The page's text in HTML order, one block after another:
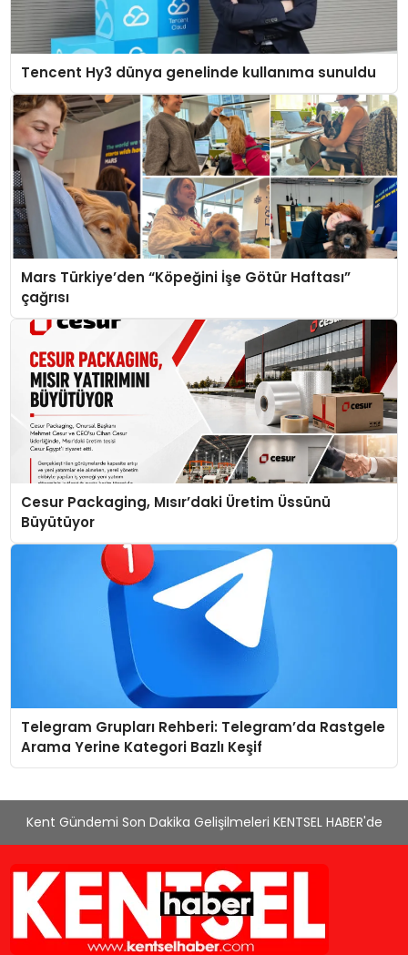
Tencent Hy3 dünya genelinde kullanıma sunuldu
Mars Türkiye’den “Köpeğini İşe Götür Haftası”
çağrısı
Cesur Packaging, Mısır’daki Üretim Üssünü
Büyütüyor
Telegram Grupları Rehberi: Telegram’da Rastgele
Arama Yerine Kategori Bazlı Keşif
Kent Gündemi Son Dakika Gelişilmeleri KENTSEL HABER'de